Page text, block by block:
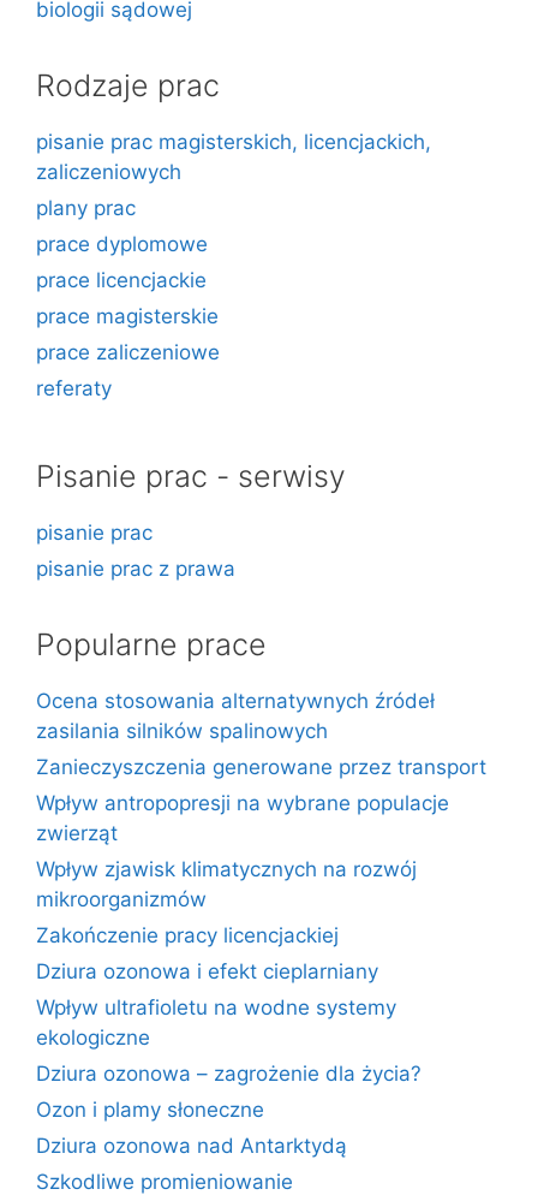
biologii sądowej
Rodzaje prac
pisanie prac magisterskich, licencjackich,
zaliczeniowych
plany prac
prace dyplomowe
prace licencjackie
prace magisterskie
prace zaliczeniowe
referaty
Pisanie prac - serwisy
pisanie prac
pisanie prac z prawa
Popularne prace
Ocena stosowania alternatywnych źródeł
zasilania silników spalinowych
Zanieczyszczenia generowane przez transport
Wpływ antropopresji na wybrane populacje
zwierząt
Wpływ zjawisk klimatycznych na rozwój
mikroorganizmów
Zakończenie pracy licencjackiej
Dziura ozonowa i efekt cieplarniany
Wpływ ultrafioletu na wodne systemy
ekologiczne
Dziura ozonowa – zagrożenie dla życia?
Ozon i plamy słoneczne
Dziura ozonowa nad Antarktydą
Szkodliwe promieniowanie